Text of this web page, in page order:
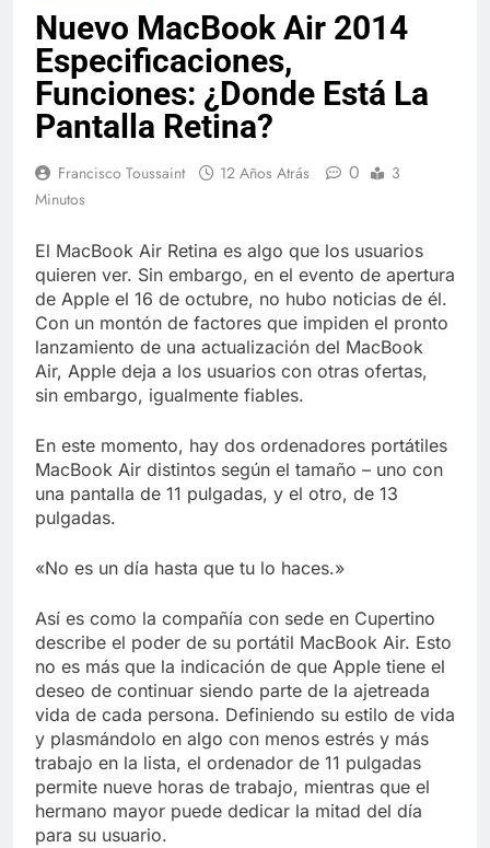
La familia Kennedy
entierra a otro
miembro de la familia
7 Años Atrás
Cápsulas Ultra Max
Testo a Precios
Especiales en México,
Colombia, Perú ,
7 Años Atrás
Crema Precios –
México – Descuentos
Masivos en Mercado
Libre
7 Años Atrás
Crucero en México te
lleva a lugares
paranormales con
binoculares de visión
nocturna y reuniones de
secuestrados
7 Años Atrás
La Inteligencia Artificial
deepfake de Samsung
movimiento desde una
sola foto
Nuevo MacBook Air 2014
Especificaciones,
Funciones: ¿Donde Está La
Pantalla Retina?
Francisco Toussaint 12 Años Atrás 0
3
Minutos
El MacBook Air Retina es algo que los usuarios
quieren ver. Sin embargo, en el evento de apertura
de Apple el 16 de octubre, no hubo noticias de él.
Con un montón de factores que impiden el pronto
lanzamiento de una actualización del MacBook
Air, Apple deja a los usuarios con otras ofertas,
sin embargo, igualmente fiables.
En este momento, hay dos ordenadores portátiles
MacBook Air distintos según el tamaño – uno con
una pantalla de 11 pulgadas, y el otro, de 13
pulgadas.
«No es un día hasta que tu lo haces.»
Así es como la compañía con sede en Cupertino
describe el poder de su portátil MacBook Air. Esto
no es más que la indicación de que Apple tiene el
deseo de continuar siendo parte de la ajetreada
vida de cada persona. Definiendo su estilo de vida
y plasmándolo en algo con menos estrés y más
trabajo en la lista, el ordenador de 11 pulgadas
permite nueve horas de trabajo, mientras que el
hermano mayor puede dedicar la mitad del día
para su usuario.